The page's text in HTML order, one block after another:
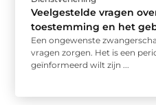
Veelgestelde vragen
toestemming en het
Een ongewenste
vragen zorgen. Het is een
geïnformeerd wilt zijn ...